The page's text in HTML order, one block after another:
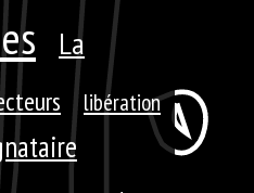
La
libération